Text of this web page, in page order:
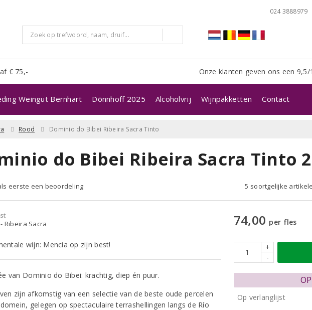
024 3888979
€ 75,- Onze klanten geven ons een 9,5/
Weingut Bernhart Dönnhoff 2025 Alcoholvrij Wijnpakketten Contact
Rood Dominio do Bibei Ribeira Sacra Tinto
do Bibei Ribeira Sacra Tinto
eerste een beoordeling 5 soortgelijke
Ribeira Sacra
wijn: Mencia op zijn best!
van Dominio do Bibei: krachtig, diep én puur.
zijn afkomstig van een selectie van de beste oude percelen
gelegen op spectaculaire terrashellingen langs de Río
74,00 per fles
+
-
Op verlanglijst